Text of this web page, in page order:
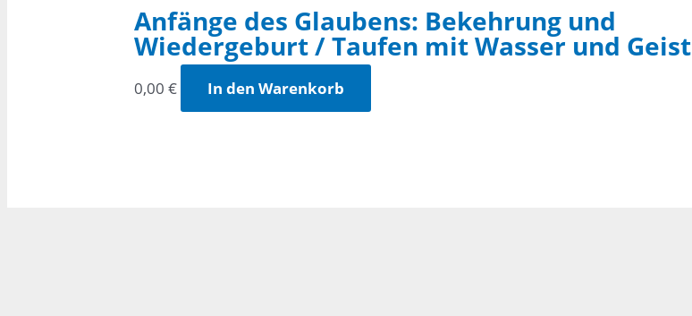
Anfänge des Glaubens: Bekehrung und
Wiedergeburt / Taufen mit Wasser und Geist
0,00 € In den Warenkorb